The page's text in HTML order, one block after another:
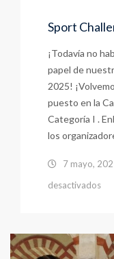
Sport
¡Todavía no
papel de
2025!
puesto en la
Categoría I .
los
7 mayo,
desactivados